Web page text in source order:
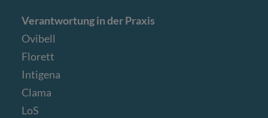
Verantwortung in der Praxis
Ovibell
Florett
Intigena
Clama
LoS